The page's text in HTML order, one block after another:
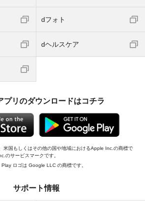
dフォト
dヘルスケア
プリのダウンロードはコチラ
米国もしくはその他の国や地域におけるApple Inc.の商標で
のサービスマークです。
ロゴは Google LLC の商標です。
サポート情報